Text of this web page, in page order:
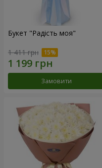
Букет "Радість моя"
1 411 грн
Замовити